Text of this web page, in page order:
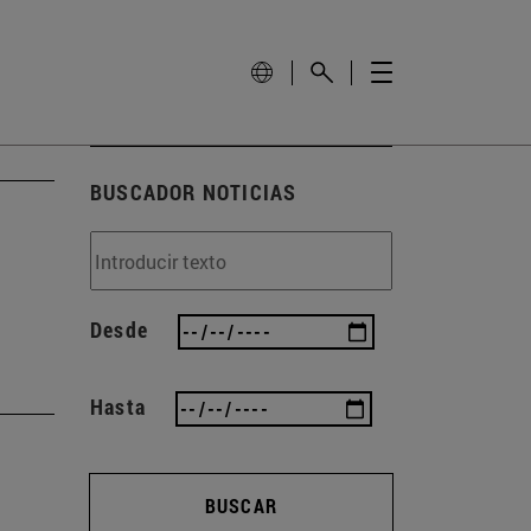
BUSCADOR NOTICIAS
Desde
Hasta
BUSCAR